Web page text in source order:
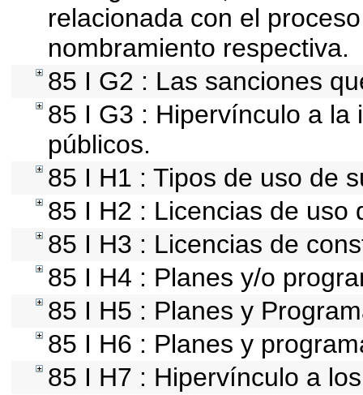
relacionada con el
nombramiento respectiva.
85 I G2 : Las sanciones
85 I G3 : Hipervínculo a la
públicos.
85 I H1 : Tipos de uso de
85 I H2 : Licencias de uso
85 I H3 : Licencias de
85 I H4 : Planes y/o
85 I H5 : Planes y
85 I H6 : Planes y
85 I H7 : Hipervínculo a